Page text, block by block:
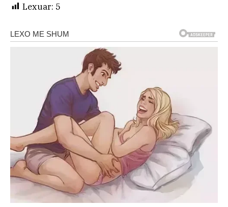
Lexuar: 5